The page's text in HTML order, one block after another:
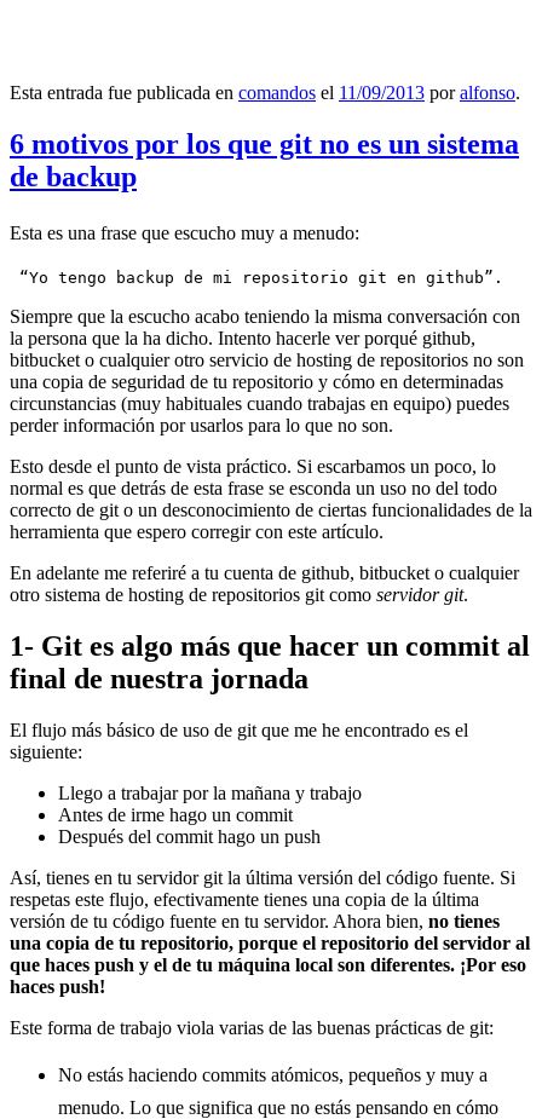
Esta entrada fue publicada en comandos el 11/09/2013 poralfonso.
6 motivos por los que git no es un sistema
de backup
Esta es una frase que escucho muy a menudo:
“Yo tengo backup de mi repositorio git en github”.
Siempre que la escucho acabo teniendo la misma conversación con
la persona que la ha dicho. Intento hacerle ver porqué github,
bitbucket o cualquier otro servicio de hosting de repositorios no son
una copia de seguridad de tu repositorio y cómo en determinadas
circunstancias (muy habituales cuando trabajas en equipo) puedes
perder información por usarlos para lo que no son.
Esto desde el punto de vista práctico. Si escarbamos un poco, lo
normal es que detrás de esta frase se esconda un uso no del todo
correcto de git o un desconocimiento de ciertas funcionalidades de la
herramienta que espero corregir con este artículo.
En adelante me referiré a tu cuenta de github, bitbucket o cualquier
otro sistema de hosting de repositorios git como servidor git.
1- Git es algo más que hacer un commit al
final de nuestra jornada
El flujo más básico de uso de git que me he encontrado es el
siguiente:
Llego a trabajar por la mañana y trabajo
Antes de irme hago un commit
Después del commit hago un push
Así, tienes en tu servidor git la última versión del código fuente. Si
respetas este flujo, efectivamente tienes una copia de la última
versión de tu código fuente en tu servidor. Ahora bien, no tienes
una copia de tu repositorio, porque el repositorio del servidor al
que haces push y el de tu máquina local son diferentes. ¡Por eso
haces push!
Este forma de trabajo viola varias de las buenas prácticas de git:
No estás haciendo commits atómicos, pequeños y muy a
menudo. Lo que significa que no estás pensando en cómo